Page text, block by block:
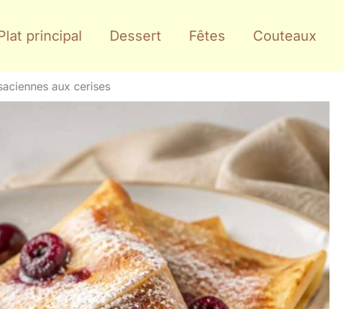
principal Dessert Fêtes Couteaux
aux cerises